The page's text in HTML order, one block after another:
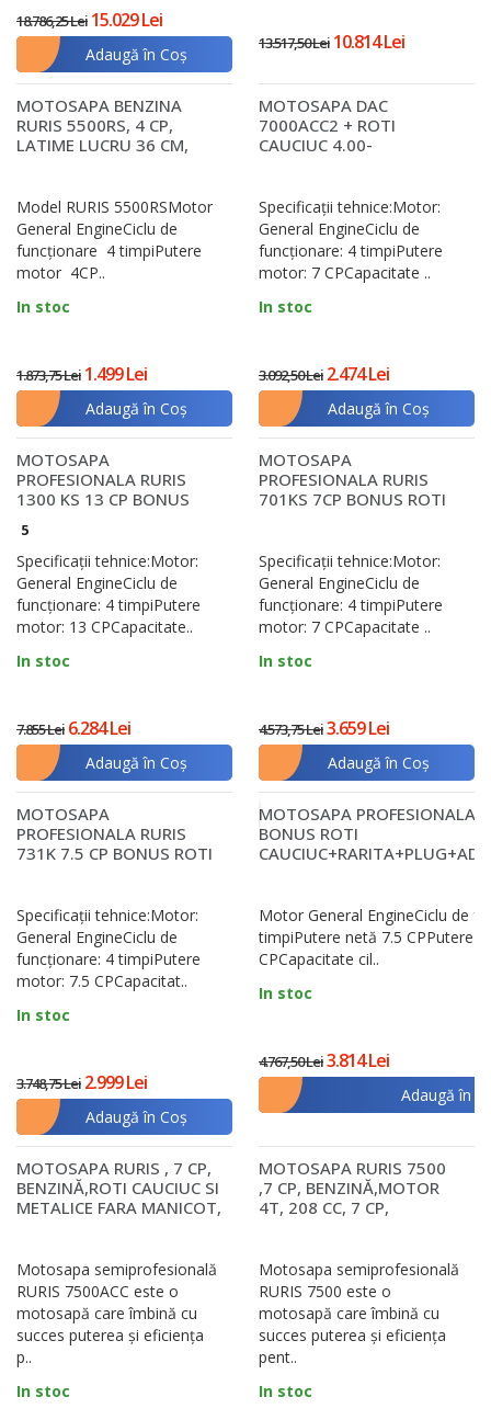
18.786,25 Lei 15.029 Lei
Adaugă în Coş
13.517,50 Lei 10.814 Lei
MOTOSAPA BENZINA
RURIS 5500RS, 4 CP,
LATIME LUCRU 36 CM,
Model RURIS 5500RSMotor
General EngineCiclu de
funcționare 4 timpiPutere
motor 4CP..
In stoc
1.873,75 Lei 1.499 Lei
Adaugă în Coş
MOTOSAPA DAC
7000ACC2 + ROTI
CAUCIUC 4.00-
Specificații tehnice:Motor:
General EngineCiclu de
funcţionare: 4 timpiPutere
motor: 7 CPCapacitate ..
In stoc
3.092,50 Lei 2.474 Lei
Adaugă în Coş
MOTOSAPA
PROFESIONALA RURIS
1300 KS 13 CP BONUS
REVERSIBIL RE..
5
Specificații tehnice:Motor:
General EngineCiclu de
funcţionare: 4 timpiPutere
motor: 13 CPCapacitate..
In stoc
7.855 Lei 6.284 Lei
Adaugă în Coş
MOTOSAPA
PROFESIONALA RURIS
701KS 7CP BONUS ROTI
Specificații tehnice:Motor:
General EngineCiclu de
funcţionare: 4 timpiPutere
motor: 7 CPCapacitate ..
In stoc
4.573,75 Lei3.659 Lei
Adaugă în Coş
MOTOSAPA
PROFESIONALA RURIS
731K 7.5 CP BONUS ROTI
Specificații tehnice:Motor:
General EngineCiclu de
funcţionare: 4 timpiPutere
motor: 7.5 CPCapacitat..
In stoc
3.748,75 Lei 2.999 Lei
Adaugă în Coş
MOTOSAPA PROFESIONALA
BONUS ROTI
Motor General EngineCiclu de
timpiPutere netă 7.5 CPPutere
CPCapacitate cil..
In stoc
4.767,50 Lei3.814 Lei
Adaugă în
MOTOSAPA RURIS , 7 CP,
BENZINĂ,ROTI CAUCIUC SI
METALICE FARA MANICOT,
Motosapa semiprofesională
RURIS 7500ACC este o
motosapă care îmbină cu
succes puterea și eficiența
p..
In stoc
MOTOSAPA RURIS 7500
,7 CP, BENZINĂ,MOTOR
4T, 208 CC, 7 CP,
Motosapa semiprofesională
RURIS 7500 este o
motosapă care îmbină cu
succes puterea și eficiența
pent..
In stoc